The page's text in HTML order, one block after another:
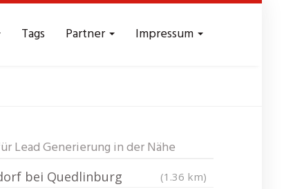
Tags Partner Impressum
Lead Generierung in der Nähe
bei Quedlinburg (1.36 km)